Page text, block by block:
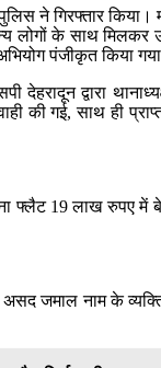
ने गिरफ्तार किया।
अन्य लोगों के साथ
पंजीकृत किया
द्वारा
की गई, साथ ही
19 लाख रुपए में
जमाल नाम के